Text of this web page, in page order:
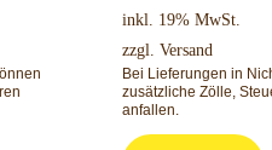
inkl. 19% MwSt.
zzgl. Versand
Bei Lieferungen in
zusätzliche Zölle,
anfallen.